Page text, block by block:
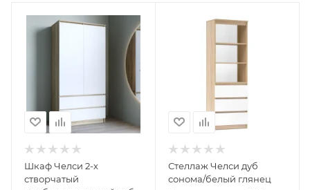
Шкаф Челси 2-х
створчатый
Стеллаж Челси дуб
сонома/белый глянец